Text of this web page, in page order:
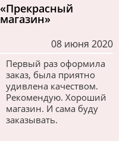
«Прекрасный
магазин»
08 июня 2020
Первый раз оформила
заказ, была приятно
удивлена качеством.
Рекомендую. Хороший
магазин. И сама буду
заказывать.